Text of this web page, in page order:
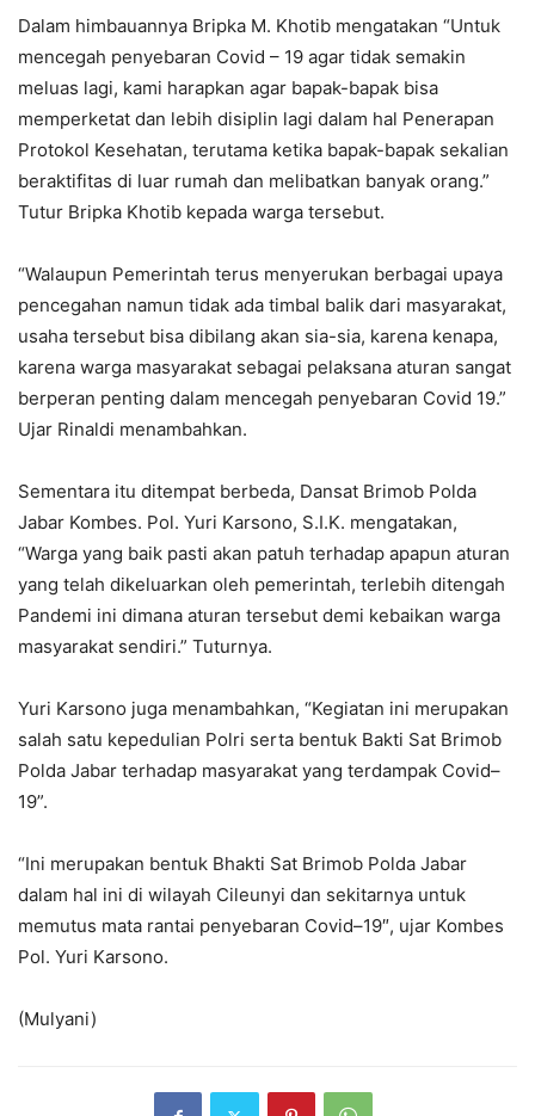
Dalam himbauannya Bripka M. Khotib mengatakan “Untuk
mencegah penyebaran Covid – 19 agar tidak semakin
meluas lagi, kami harapkan agar bapak-bapak bisa
memperketat dan lebih disiplin lagi dalam hal Penerapan
Protokol Kesehatan, terutama ketika bapak-bapak sekalian
beraktifitas di luar rumah dan melibatkan banyak orang.”
Tutur Bripka Khotib kepada warga tersebut.
“Walaupun Pemerintah terus menyerukan berbagai upaya
pencegahan namun tidak ada timbal balik dari masyarakat,
usaha tersebut bisa dibilang akan sia-sia, karena kenapa,
karena warga masyarakat sebagai pelaksana aturan sangat
berperan penting dalam mencegah penyebaran Covid 19.”
Ujar Rinaldi menambahkan.
Sementara itu ditempat berbeda, Dansat Brimob Polda
Jabar Kombes. Pol. Yuri Karsono, S.I.K. mengatakan,
“Warga yang baik pasti akan patuh terhadap apapun aturan
yang telah dikeluarkan oleh pemerintah, terlebih ditengah
Pandemi ini dimana aturan tersebut demi kebaikan warga
masyarakat sendiri.” Tuturnya.
Yuri Karsono juga menambahkan, “Kegiatan ini merupakan
salah satu kepedulian Polri serta bentuk Bakti Sat Brimob
Polda Jabar terhadap masyarakat yang terdampak Covid–
19”.
“Ini merupakan bentuk Bhakti Sat Brimob Polda Jabar
dalam hal ini di wilayah Cileunyi dan sekitarnya untuk
memutus mata rantai penyebaran Covid–19″, ujar Kombes
Pol. Yuri Karsono.
(Mulyani)